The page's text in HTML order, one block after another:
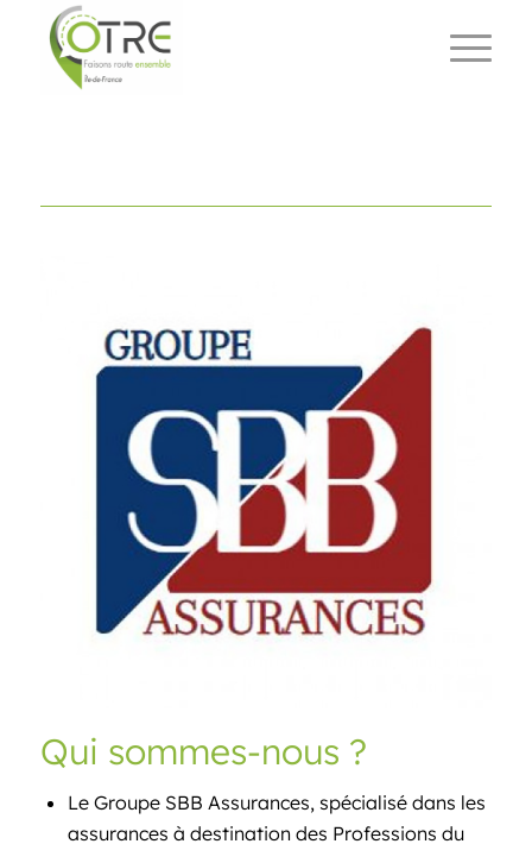
Qui sommes-nous ?
Le Groupe SBB Assurances, spécialisé dans les
assurances à destination des Professions du